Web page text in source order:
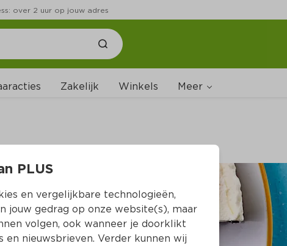
over 2 uur op jouw adres
Zakelijk Winkels Meer
Wijnshop
Boodschappenlijstjes
PLUS
en vergelijkbare technologieën,
jouw gedrag op onze website(s), maar
volgen, ook wanneer je doorklikt
en nieuwsbrieven. Verder kunnen wij